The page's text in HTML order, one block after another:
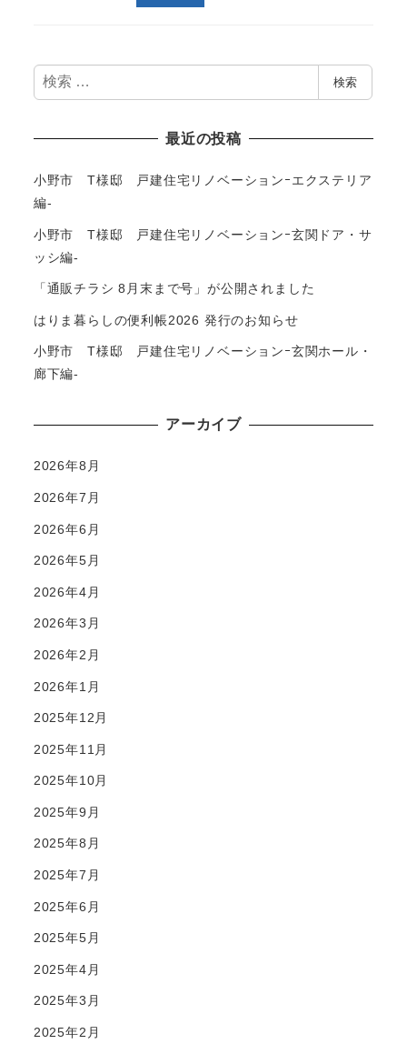
検
索
検索
最近の投稿
小野市 T様邸 戸建住宅リノベーションｰエクステリア
編-
小野市 T様邸 戸建住宅リノベーションｰ玄関ドア・サ
ッシ編-
「通販チラシ 8月末まで号」が公開されました
はりま暮らしの便利帳2026 発行のお知らせ
小野市 T様邸 戸建住宅リノベーションｰ玄関ホール・
廊下編-
アーカイブ
2026年8月
2026年7月
2026年6月
2026年5月
2026年4月
2026年3月
2026年2月
2026年1月
2025年12月
2025年11月
2025年10月
2025年9月
2025年8月
2025年7月
2025年6月
2025年5月
2025年4月
2025年3月
2025年2月